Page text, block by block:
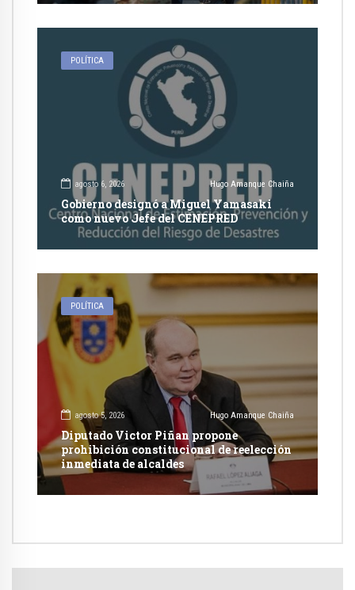
POLÍTICA
agosto 6, 2026 Hugo Amanque Chaiña
Gobierno designó a Miguel Yamasaki
como nuevo Jefe del CENEPRED
POLÍTICA
agosto 5, 2026 Hugo Amanque Chaiña
Diputado Victor Piñan propone
prohibición constitucional de reelección
inmediata de alcaldes